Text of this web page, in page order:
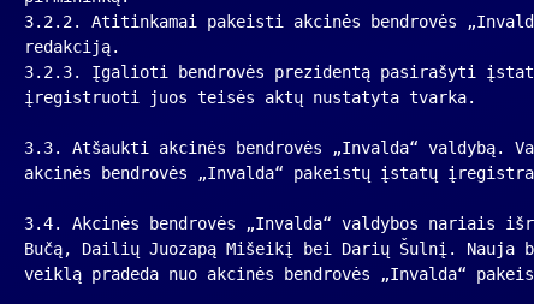
3.2.2. Atitinkamai pakeisti akcinės bendrovės
redakciją.
3.2.3. Įgalioti bendrovės prezidentą pasirašyti
įregistruoti juos teisės aktų nustatyta tvarka.
3.3. Atšaukti akcinės bendrovės „Invalda“ valdybą.
akcinės bendrovės „Invalda“ pakeistų įstatų
3.4. Akcinės bendrovės „Invalda“ valdybos nariais
Bučą, Dailių Juozapą Mišeikį bei Darių Šulnį. Nauja
veiklą pradeda nuo akcinės bendrovės „Invalda“